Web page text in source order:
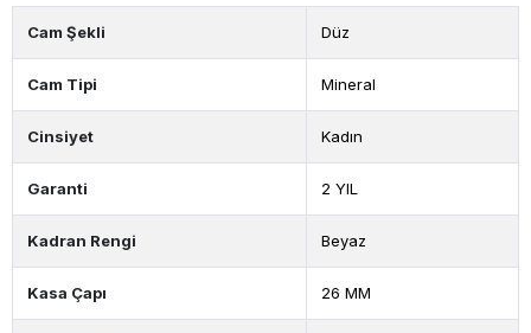
Cam Şekli Düz
Cam Tipi Mineral
Cinsiyet Kadın
Garanti 2 YIL
Kadran Rengi Beyaz
Kasa Çapı 26 MM